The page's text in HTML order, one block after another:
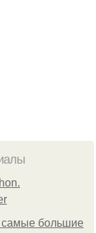
самые большие